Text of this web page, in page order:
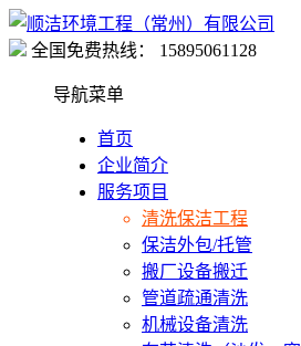
全国免费热线： 15895061128
导航菜单
首页
企业简介
服务项目
清洗保洁工程
保洁外包/托管
搬厂设备搬迁
管道疏通清洗
机械设备清洗